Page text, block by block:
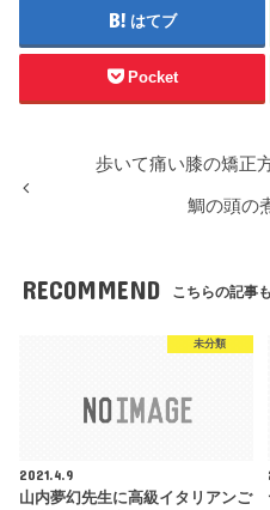
はてブ
Pocket
歩いて痛い膝の矯正
鯛の頭の
RECOMMEND こちらの記事
未分類
2021.4.9
山内夢幻先生に高級イタリアンご